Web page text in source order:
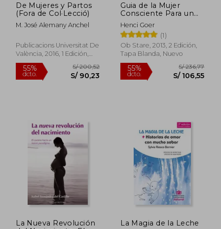
50%
dcto. S/ 103,10
55%
dcto. S/
De Mujeres y Partos
(Fora de Col·Lecció)
M. José Alemany Anchel
Publicacions Universitat De
València, 2016, 1 Edición,
Tapa Blanda, Nuevo
Guia de la Mujer
Consciente Para un
Parto Mejor
Henci Goer
(1)
Ob Stare, 2013, 2 Edición,
Tapa Blanda, Nuevo
La Nueva Revolución
La Magia de la Leche